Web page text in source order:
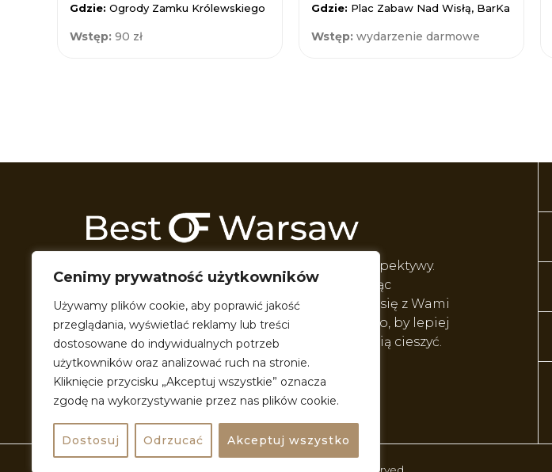
Cenimy prywatność użytkowników
Używamy plików cookie, aby poprawić jakość
przeglądania, wyświetlać reklamy lub treści
dostosowane do indywidualnych potrzeb
użytkowników oraz analizować ruch na stronie.
Kliknięcie przycisku „Akceptuj wszystkie” oznacza
zgodę na wykorzystywanie przez nas plików cookie.
Dostosuj Odrzucać Akceptuj wszystko
Gdzie: Ogrody Zamku Królewskiego
Wstęp: 90 zł
Gdzie: Plac Zabaw Nad Wisłą, BarKa
Wstęp: wydarzenie darmowe
Odkrywamy Warszawę z każdej możliwej perspektywy.
Przeszukujemy wszelkie zakątki miasta tworząc
przeróżne formy multimedialne, by podzielić się z Wami
pięknem miasta, w którym razem żyjemy. Po to, by lepiej
doświadczać Warszawy i jeszcze bardziej się nią cieszyć.